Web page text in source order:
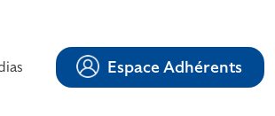
Espace Adhérents